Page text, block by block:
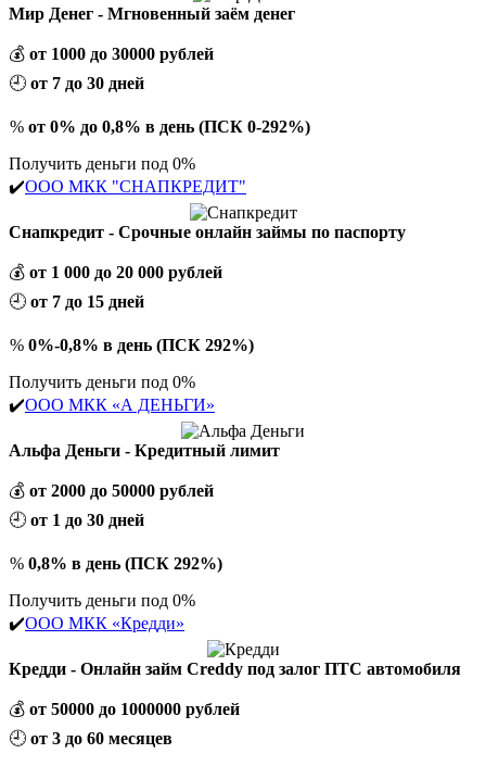
Мир Денег - Мгновенный заём денег
💰 от 1000 до 30000 рублей
🕘 от 7 до 30 дней
% от 0% до 0,8% в день (ПСК 0-292%)
Получить деньги под 0%
✔️ООО МКК "СНАПКРЕДИТ"
Снапкредит - Срочные онлайн займы по паспорту
💰 от 1 000 до 20 000 рублей
🕘 от 7 до 15 дней
% 0%-0,8% в день (ПСК 292%)
Получить деньги под 0%
✔️ООО МКК «А ДЕНЬГИ»
Альфа Деньги - Кредитный лимит
💰 от 2000 до 50000 рублей
🕘 от 1 до 30 дней
% 0,8% в день (ПСК 292%)
Получить деньги под 0%
✔️ООО МКК «Кредди»
Кредди - Онлайн займ Creddy под залог ПТС автомобиля
💰 от 50000 до 1000000 рублей
🕘 от 3 до 60 месяцев